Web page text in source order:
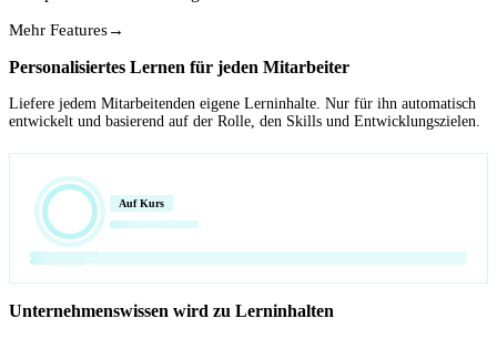
Mehr Features→
Personalisiertes Lernen für jeden Mitarbeiter
Liefere jedem Mitarbeitenden eigene Lerninhalte. Nur für ihn automatisch
entwickelt und basierend auf der Rolle, den Skills und Entwicklungszielen.
Auf Kurs
Unternehmenswissen wird zu Lerninhalten